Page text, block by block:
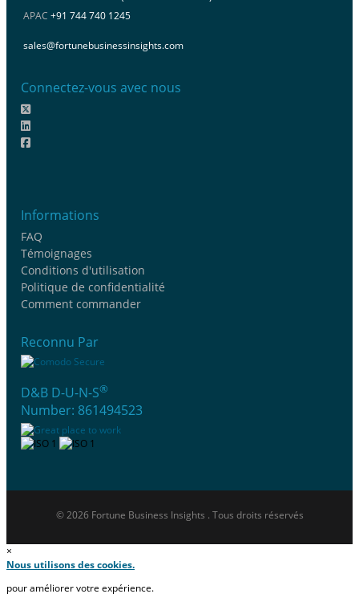
APAC +91 744 740 1245
sales@fortunebusinessinsights.com
Connectez-vous avec nous
Informations
FAQ
Témoignages
Conditions d'utilisation
Politique de confidentialité
Comment commander
Reconnu Par
D&B D-U-N-S®
Number: 861494523
© 2026 Fortune Business Insights . Tous droits réservés
×
Nous utilisons des cookies.
pour améliorer votre expérience.